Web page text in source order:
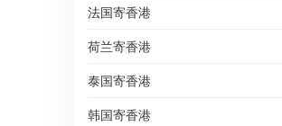
法国寄香港
荷兰寄香港
泰国寄香港
韩国寄香港